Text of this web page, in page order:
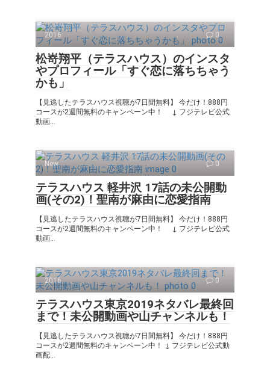
2016 0
松嵜翔平（テラスハウス）のインスタ
やプロフィール「すぐ恋に落ちちゃう
かも」
【見逃したテラスハウス視聴が7日間無料】 今だけ！888円
コースが2週間無料のキャンペーン中！ ↓ フジテレビ公式
動画...
New 0
テラスハウス 軽井沢 17話の未公開動
画(その2)！聖南が麻由に恋愛指南
【見逃したテラスハウス視聴が7日間無料】 今だけ！888円
コースが2週間無料のキャンペーン中！ ↓ フジテレビ公式
動画...
2016 0
テラスハウス東京2019ネタバレ最終回
まで！未公開動画や山チャンネルも！
【見逃したテラスハウス視聴が7日間無料】 今だけ！888円
コースが2週間無料のキャンペーン中！ ↓ フジテレビ公式動
画配...